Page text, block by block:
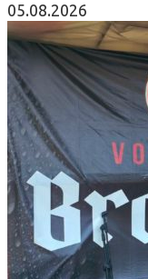
05.08.2026